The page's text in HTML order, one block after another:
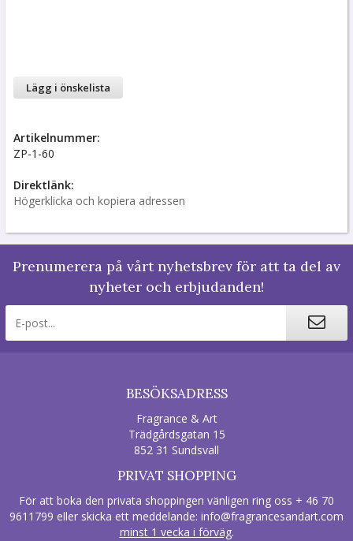
Lägg i önskelista
Artikelnummer:
ZP-1-60
Direktlänk:
Högerklicka och kopiera adressen
Prenumerera på vårt nyhetsbrev för att ta del av
nyheter och erbjudanden!
BESÖKSADRESS
Fragrance & Art
Trädgårdsgatan 15
852 31 Sundsvall
PRIVAT SHOPPING
För att boka den privata shoppingen vänligen ring oss + 46 70
9611799 eller skicka ett meddelande: info@fragrancesandart.com
minst 1 vecka i förväg.